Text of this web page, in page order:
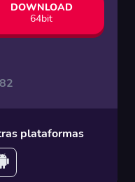
DOWNLOAD
64bit
plataformas